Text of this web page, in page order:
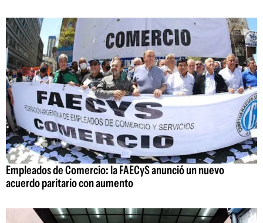
Empleados de Comercio: la FAECyS anunció un nuevo
acuerdo paritario con aumento